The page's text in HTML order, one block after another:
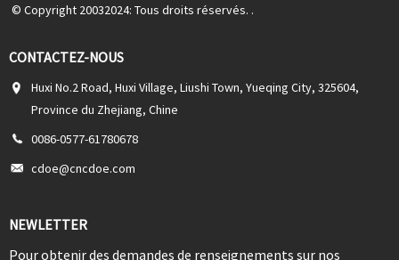
© Copyright 20032024: Tous droits réservés. .
CONTACTEZ-NOUS
Huxi No.2 Road, Huxi Village, Liushi Town, Yueqing City, 325604,
Province du Zhejiang, Chine
0086-0577-61780678
cdoe@cncdoe.com
NEWLETTER
Pour obtenir des demandes de renseignements sur nos